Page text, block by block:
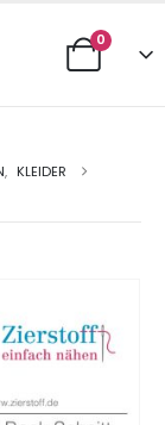
0
, KLEIDER